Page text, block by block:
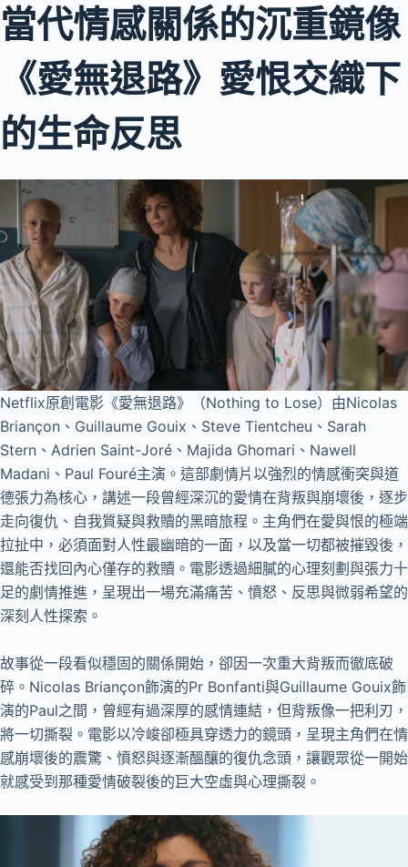
當代情感關係的沉重鏡像
《愛無退路》愛恨交織下
的生命反思
Netflix原創電影《愛無退路》（Nothing to Lose）由Nicolas
Briançon、Guillaume Gouix、Steve Tientcheu、Sarah
Stern、Adrien Saint-Joré、Majida Ghomari、Nawell
Madani、Paul Fouré主演。這部劇情片以強烈的情感衝突與道
德張力為核心，講述一段曾經深沉的愛情在背叛與崩壞後，逐步
走向復仇、自我質疑與救贖的黑暗旅程。主角們在愛與恨的極端
拉扯中，必須面對人性最幽暗的一面，以及當一切都被摧毀後，
還能否找回內心僅存的救贖。電影透過細膩的心理刻劃與張力十
足的劇情推進，呈現出一場充滿痛苦、憤怒、反思與微弱希望的
深刻人性探索。
故事從一段看似穩固的關係開始，卻因一次重大背叛而徹底破
碎。Nicolas Briançon飾演的Pr Bonfanti與Guillaume Gouix飾
演的Paul之間，曾經有過深厚的感情連結，但背叛像一把利刃，
將一切撕裂。電影以冷峻卻極具穿透力的鏡頭，呈現主角們在情
感崩壞後的震驚、憤怒與逐漸醞釀的復仇念頭，讓觀眾從一開始
就感受到那種愛情破裂後的巨大空虛與心理撕裂。